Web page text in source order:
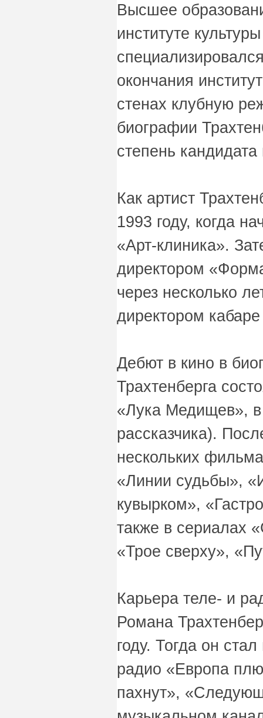
Высшее
институте
окончания
стенах клубную
биографии
степень кандидата
Как артист
1993 году, когда
«Арт-клиника».
директором
через несколько
директором
Дебют в кино в
Трахтенберга
«Лука Медищев», в
рассказчика).
нескольких
«Линии судьбы»,
кувырком»,
также в сериалах
«Трое сверху»,
Карьера теле- и
Романа
году. Тогда он
радио «Европа
пахнут»,